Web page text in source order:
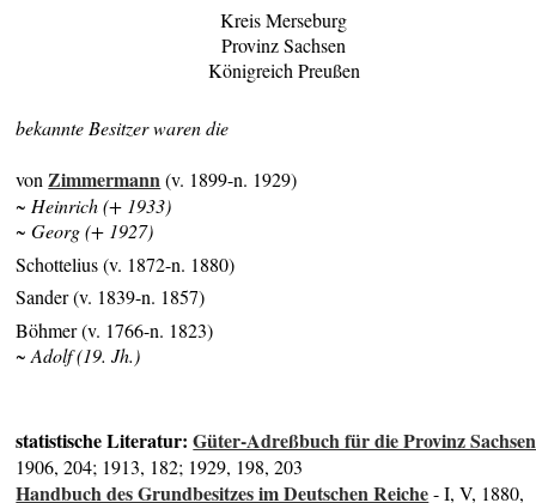
Kreis Merseburg
Provinz Sachsen
Königreich Preußen
bekannte Besitzer waren die
von Zimmermann(v. 1899-n. 1929)
~ Heinrich (+ 1933)
~ Georg (+ 1927)
Schottelius (v. 1872-n. 1880)
Sander (v. 1839-n. 1857)
Böhmer (v. 1766-n. 1823)
~ Adolf (19. Jh.)
statistische Literatur:Güter-Adreßbuch für die Provinz Sachsen
1906, 204; 1913, 182; 1929, 198, 203
Handbuch des Grundbesitzes im Deutschen Reiche- I, V, 1880,